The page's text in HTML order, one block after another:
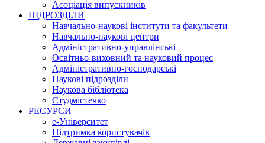
Асоціація випускників
ПІДРОЗДІЛИ
Навчально-наукові інститути та факультети
Навчально-наукові центри
Адміністративно-управлінські
Освітньо-виховний та науковий процес
Адміністративно-господарські
Наукові підрозділи
Наукова бібліотека
Студмістечко
РЕСУРСИ
е-Університет
Підтримка користувачів